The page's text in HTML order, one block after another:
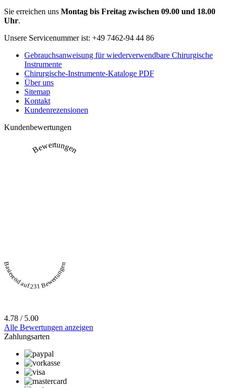
Sie erreichen uns Montag bis Freitag zwischen 09.00 und 18.00
Uhr.
Unsere Servicenummer ist: +49 7462-94 44 86
Gebrauchsanweisung für wiederverwendbare Chirurgische
Instrumente
Chirurgische-Instrumente-Kataloge PDF
Über uns
Sitemap
Kontakt
Kundenrezensionen
Kundenbewertungen
Bewertungen
Basierend auf 231 Bewertungen
4.78 / 5.00
Alle Bewertungen anzeigen
Zahlungsarten